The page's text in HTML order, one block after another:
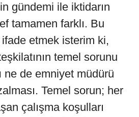
gündemi ile iktidarın
tamamen farklı. Bu
etmek isterim ki,
temel sorunu
ne de emniyet müdürü
Temel sorun; her
çalışma koşulları